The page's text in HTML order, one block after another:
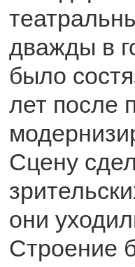
дважды в
было
лет после
Сцену
они
Строение